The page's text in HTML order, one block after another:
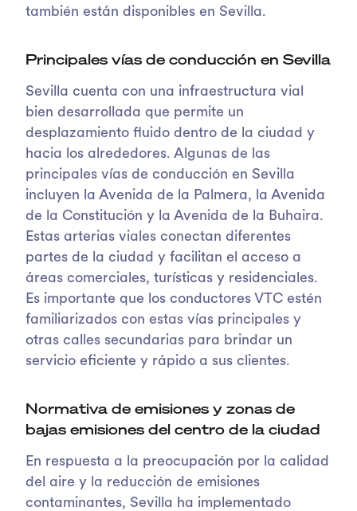
también están disponibles en Sevilla.
Principales vías de conducción en Sevilla
Sevilla cuenta con una infraestructura vial
bien desarrollada que permite un
desplazamiento fluido dentro de la ciudad y
hacia los alrededores. Algunas de las
principales vías de conducción en Sevilla
incluyen la Avenida de la Palmera, la Avenida
de la Constitución y la Avenida de la Buhaira.
Estas arterias viales conectan diferentes
partes de la ciudad y facilitan el acceso a
áreas comerciales, turísticas y residenciales.
Es importante que los conductores VTC estén
familiarizados con estas vías principales y
otras calles secundarias para brindar un
servicio eficiente y rápido a sus clientes.
Normativa de emisiones y zonas de
bajas emisiones del centro de la ciudad
En respuesta a la preocupación por la calidad
del aire y la reducción de emisiones
contaminantes, Sevilla ha implementado